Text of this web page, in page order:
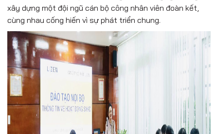
xây dựng một đội ngũ cán bộ công nhân viên đoàn kết,
cùng nhau cống hiến vì sự phát triển chung.